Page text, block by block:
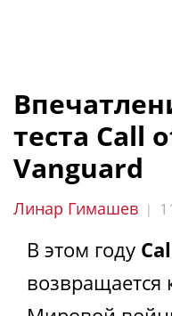
теста Call
Vanguard
Линар Гимашев |
В этом году
возвращается